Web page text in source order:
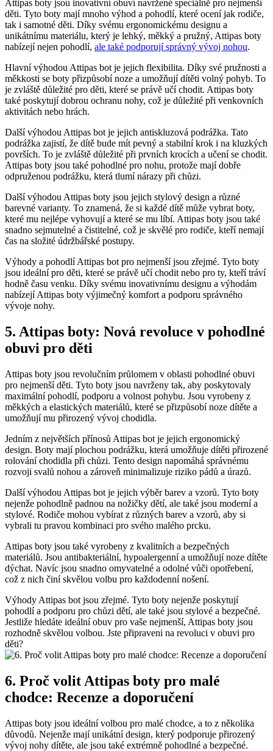
Attipas boty jsou inovativní obuví navržené speciálně pro ‍nejmenší
děti. ⁢Tyto boty mají mnoho výhod a pohodlí, které ocení jak rodiče,
tak i samotné děti. Díky svému ergonomickému designu a
⁢unikátnímu materiálu, který je lehký, měkký a pružný, Attipas boty
nabízejí nejen⁤ pohodlí, ale také‍ podporují správný vývoj nohou.
Hlavní výhodou Attipas bot ⁢je jejich flexibilita. Díky své pružnosti a
měkkosti se boty přizpůsobí noze a umožňují​ dítěti volný pohyb. To
je zvláště ⁤důležité pro děti, které se právě učí chodit. Attipas boty
také poskytují dobrou ochranu nohy, což⁢ je důležité při venkovních
aktivitách nebo hrách.
Další⁤ výhodou Attipas bot je jejich antiskluzová podrážka.⁤ Tato
podrážka zajistí, že dítě bude mít pevný a stabilní krok i na kluzkých
površích. To je zvláště důležité při prvních krocích a učení se chodit.
‌Attipas boty jsou také pohodlné ​pro⁤ nohu, ⁢protože mají dobře
odpruženou podrážku, která tlumí nárazy při chůzi.
Další výhodou​ Attipas boty jsou⁣ jejich stylový design a různé
barevné varianty. To znamená, že si každé dítě může vybrat boty,
které mu nejlépe vyhovují a které se mu líbí. Attipas boty​ jsou také
snadno sejmutelné a čistitelné, což je skvělé pro ⁢rodiče, kteří nemají
čas ⁢na‍ složité údržbářské⁣ postupy.
Výhody a pohodlí Attipas bot ⁤pro nejmenší jsou zřejmé. Tyto boty
jsou ideální pro děti, které se právě‍ učí chodit nebo​ pro ty, kteří tráví
hodně⁤ času venku. Díky svému inovativnímu designu a výhodám⁣
nabízejí Attipas boty výjimečný komfort a podporu ⁤správného
vývoje nohy.
5. Attipas boty: Nová revoluce v ​pohodlné
obuvi ⁤pro děti
Attipas boty jsou revolučním průlomem v oblasti pohodlné obuvi
pro ⁣nejmenší děti. Tyto boty jsou navrženy tak, aby poskytovaly
maximální ​pohodlí, ​podporu a volnost pohybu. ⁤Jsou vyrobeny z
měkkých a elastických materiálů, které se přizpůsobí ‌noze dítěte a
umožňují⁣ mu přirozený vývoj chodidla.
Jedním⁣ z ⁤největších přínosů Attipas bot je jejich ergonomický
design.⁣ Boty mají plochou podrážku,‌ která umožňuje dítěti přirozené
rolování chodidla při chůzi. Tento design napomáhá správnému
rozvoji svalů nohou a zároveň minimalizuje ⁣riziko pádů a úrazů.
Další ‌výhodou Attipas bot je jejich výběr barev a ⁢vzorů.⁣ Tyto boty
nejenže pohodlně padnou na ​nožičky dětí, ale také jsou⁢ moderní a
stylové. Rodiče mohou vybírat z ‌různých barev a vzorů, aby si
vybrali tu pravou kombinaci pro‌ svého malého⁤ prcku.
Attipas ‌boty jsou ​také⁣ vyrobeny z kvalitních a bezpečných
materiálů. Jsou antibakteriální, hypoalergenní a umožňují noze dítěte
dýchat. Navíc jsou snadno omyvatelné⁤ a odolné vůči opotřebení,
což z nich činí skvělou volbu pro každodenní nošení.
Výhody Attipas‍ bot jsou ⁣zřejmé. Tyto boty nejenže poskytují⁣
pohodlí a podporu pro chůzi dětí,​ ale také jsou stylové a bezpečné.
Jestliže hledáte ideální obuv pro vaše nejmenší, Attipas boty jsou
rozhodně skvělou volbou. Jste připraveni na revoluci v obuvi pro
děti?
6. Proč volit Attipas boty pro malé
chodce: Recenze a doporučení
Attipas boty jsou ideální volbou pro malé chodce, a to z několika‍
důvodů. Nejenže mají unikátní design, který podporuje‍ přirozený
vývoj nohy dítěte, ale jsou také extrémně pohodlné a bezpečné.